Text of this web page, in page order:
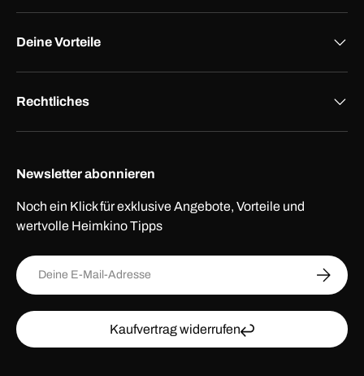
Deine Vorteile
Rechtliches
Newsletter abonnieren
Noch ein Klick für exklusive Angebote, Vorteile und
wertvolle Heimkino Tipps
E-Mail
Kaufvertrag widerrufen